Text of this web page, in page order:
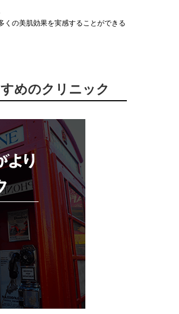
くの美肌効果を実感することができる
めのクリニック